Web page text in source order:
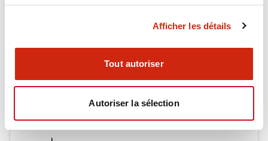
Afficher les détails
Tout autoriser
Autoriser la sélection
Catalogues Et Brochures
01/09/2025.PDF731.97KB